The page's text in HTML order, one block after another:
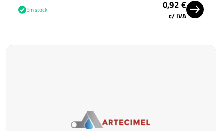
Em stock 0,92 €
c/ IVA